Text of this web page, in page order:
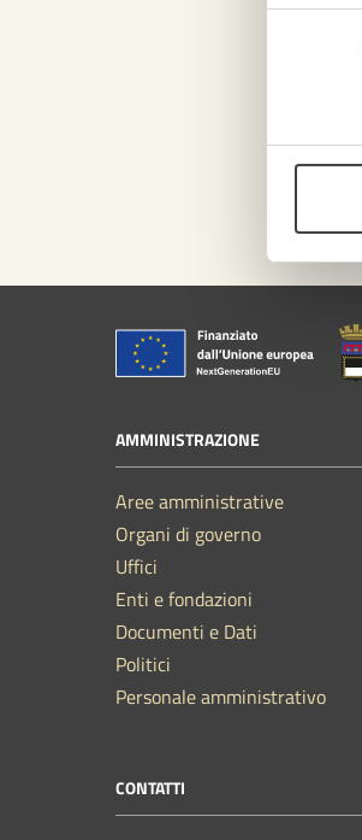
AMMINISTRAZIONE
Aree amministrative
Organi di governo
Uffici
Enti e fondazioni
Documenti e Dati
Politici
Personale amministrativo
CONTATTI